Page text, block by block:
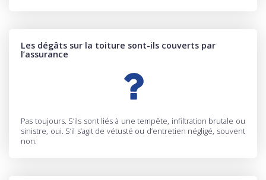
Les dégâts sur la toiture sont-ils couverts par
l’assurance
Pas toujours. S’ils sont liés à une tempête, infiltration brutale ou
sinistre, oui. S’il s’agit de vétusté ou d’entretien négligé, souvent
non.